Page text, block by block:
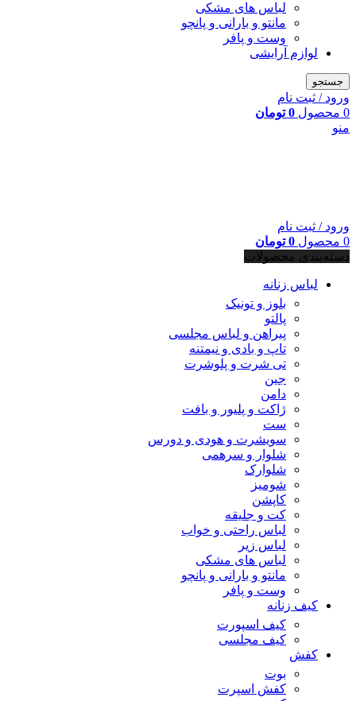
لباس های مشکی
مانتو و بارانی و پانچو
وست و پافر
لوازم آرایشی
جستجو
ورود / ثبت نام
0 محصول 0 تومان
منو
ورود / ثبت نام
0 محصول 0 تومان
دسته‌بندی محصولات
لباس زنانه
بلوز و تونیک
پالتو
پیراهن و لباس مجلسی
تاپ و بادی و نیمتنه
تی شرت و پلوشرت
جین
دامن
ژاکت و پلیور و بافت
ست
سویشرت و هودی و دورس
شلوار و سرهمی
شلوارک
شومیز
کاپشن
کت و جلیقه
لباس راحتی و خواب
لباس زیر
لباس های مشکی
مانتو و بارانی و پانچو
وست و پافر
کیف زنانه
کیف اسپورت
کیف مجلسی
کفش
بوت
کفش اسپرت